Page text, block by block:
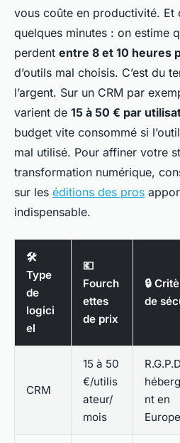
vous coûte en productivité. Et
quelques minutes : on estime
perdent entre 8 et 10 heures
d’outils mal choisis. C’est du
l’argent. Sur un CRM par
varient de 15 à 50 € par
budget vite consommé si
mal utilisé. Pour affiner votre
transformation numérique,
sur les éditions des pros
indispensable.
🛠️
Type
de
logici
el
💶
Fourch
ettes
de prix
🔒
de
CRM
15 à 50
€/utilis
ateur/
mois
nt en
Europe